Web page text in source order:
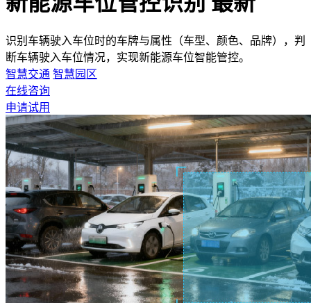
识别车辆驶入车位时的车牌与属性（车型、颜色、品牌），判
断车辆驶入车位情况，实现新能源车位智能管控。
智慧交通 智慧园区
在线咨询
申请试用